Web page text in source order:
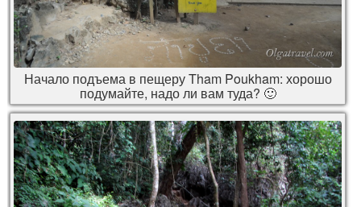
Начало подъема в пещеру Tham Poukham: хорошо
подумайте, надо ли вам туда? 🙂